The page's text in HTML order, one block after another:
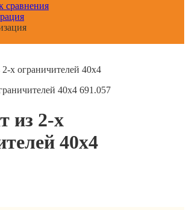
сравнения
х ограничителей 40x4
40x4 691.057
из 2-х
40x4